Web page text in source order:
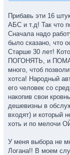
Прибавь эти 16
АБС и т.д! Так что
Сначала надо
было сказано, что
Старше 30 лет!
ПОГОНЯТЬ, и
много, чтоб
хотса! Народный
его человек со
накопив свои
дешевизны в
входят) и который
хоть и по мелочи
У меня выбора не
Логана!! В моем